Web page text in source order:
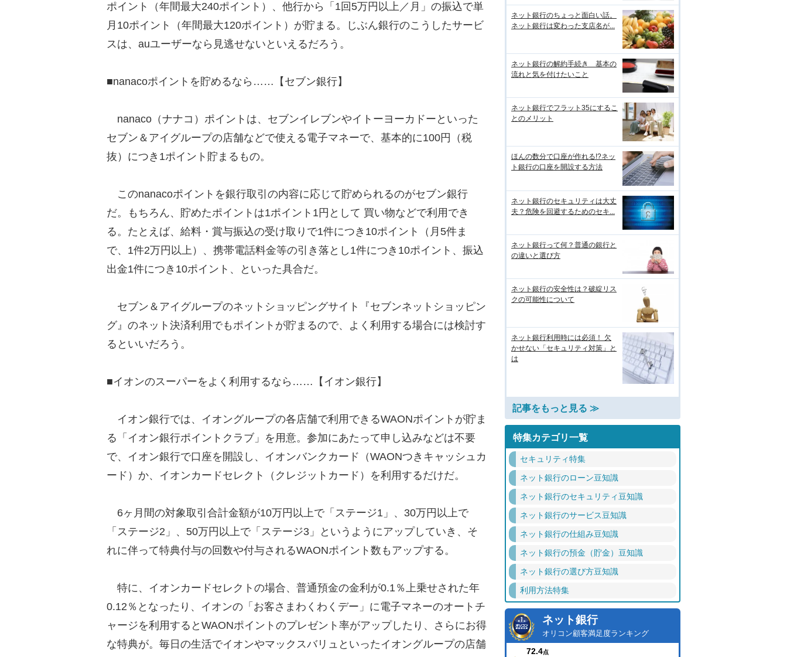
ポイント（年間最大240ポイント）、他行から「1回5万円以上／月」の振込で単
月10ポイント（年間最大120ポイント）が貯まる。じぶん銀行のこうしたサービ
スは、auユーザーなら見逃せないといえるだろう。
■nanacoポイントを貯めるなら……【セブン銀行】
nanaco（ナナコ）ポイントは、セブンイレブンやイトーヨーカドーといった
セブン＆アイグループの店舗などで使える電子マネーで、基本的に100円（税
抜）につき1ポイント貯まるもの。
このnanacoポイントを銀行取引の内容に応じて貯められるのがセブン銀行
だ。もちろん、貯めたポイントは1ポイント1円として 買い物などで利用でき
る。たとえば、給料・賞与振込の受け取りで1件につき10ポイント（月5件ま
で、1件2万円以上）、携帯電話料金等の引き落とし1件につき10ポイント、振込
出金1件につき10ポイント、といった具合だ。
セブン＆アイグループのネットショッピングサイト『セブンネットショッピン
グ』のネット決済利用でもポイントが貯まるので、よく利用する場合には検討す
るといいだろう。
■イオンのスーパーをよく利用するなら……【イオン銀行】
イオン銀行では、イオングループの各店舗で利用できるWAONポイントが貯ま
る「イオン銀行ポイントクラブ」を用意。参加にあたって申し込みなどは不要
で、イオン銀行で口座を開設し、イオンバンクカード（WAONつきキャッシュカ
ード）か、イオンカードセレクト（クレジットカード）を利用するだけだ。
6ヶ月間の対象取引合計金額が10万円以上で「ステージ1」、30万円以上で
「ステージ2」、50万円以上で「ステージ3」というようにアップしていき、そ
れに伴って特典付与の回数や付与されるWAONポイント数もアップする。
特に、イオンカードセレクトの場合、普通預金の金利が0.1％上乗せされた年
0.12％となったり、イオンの「お客さまわくわくデー」に電子マネーのオートチ
ャージを利用するとWAONポイントのプレゼント率がアップしたり、さらにお得
な特典が。毎日の生活でイオンやマックスバリュといったイオングループの店舗
ネット銀行のちょっと面白い話。
ネット銀行は変わった支店名が...
ネット銀行の解約手続き 基本の
流れと気を付けたいこと
ネット銀行でフラット35にするこ
とのメリット
ほんの数分で口座が作れる!?ネッ
ト銀行の口座を開設する方法
ネット銀行のセキュリティは大丈
夫？危険を回避するためのセキ...
ネット銀行って何？普通の銀行と
の違いと選び方
ネット銀行の安全性は？破綻リス
クの可能性について
ネット銀行利用時には必須！ 欠
かせない「セキュリティ対策」と
は
記事をもっと見る ≫
特集カテゴリ一覧
セキュリティ特集
ネット銀行のローン豆知識
ネット銀行のセキュリティ豆知識
ネット銀行のサービス豆知識
ネット銀行の仕組み豆知識
ネット銀行の預金（貯金）豆知識
ネット銀行の選び方豆知識
利用方法特集
ネット銀行
オリコン顧客満足度ランキング
72.4点